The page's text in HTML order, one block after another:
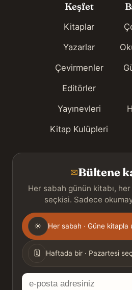
Keşfet
Kitaplar
Yazarlar
Çevirmenler
Editörler
Yayınevleri
Kitap Kulüpleri
✉Bültene
Her sabah günün kitabı,
seçkisi. Sadece
Gönderim
sıklığı
☀ Her sabah · Güne kitapla
🗓 Haftada bir · Pazartesi
E-